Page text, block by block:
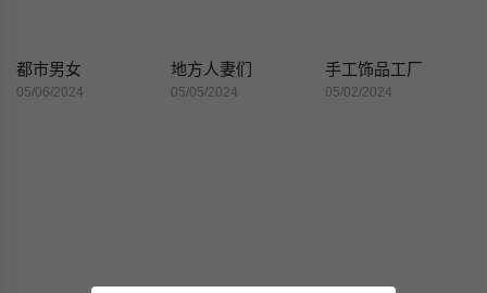
都市男女
05/06/2024
地方人妻们
05/05/2024
手工饰品工厂
05/02/2024